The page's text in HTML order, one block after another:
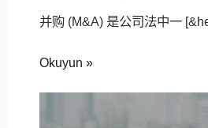
并购 (M&A) 是公司法中一
Okuyun »